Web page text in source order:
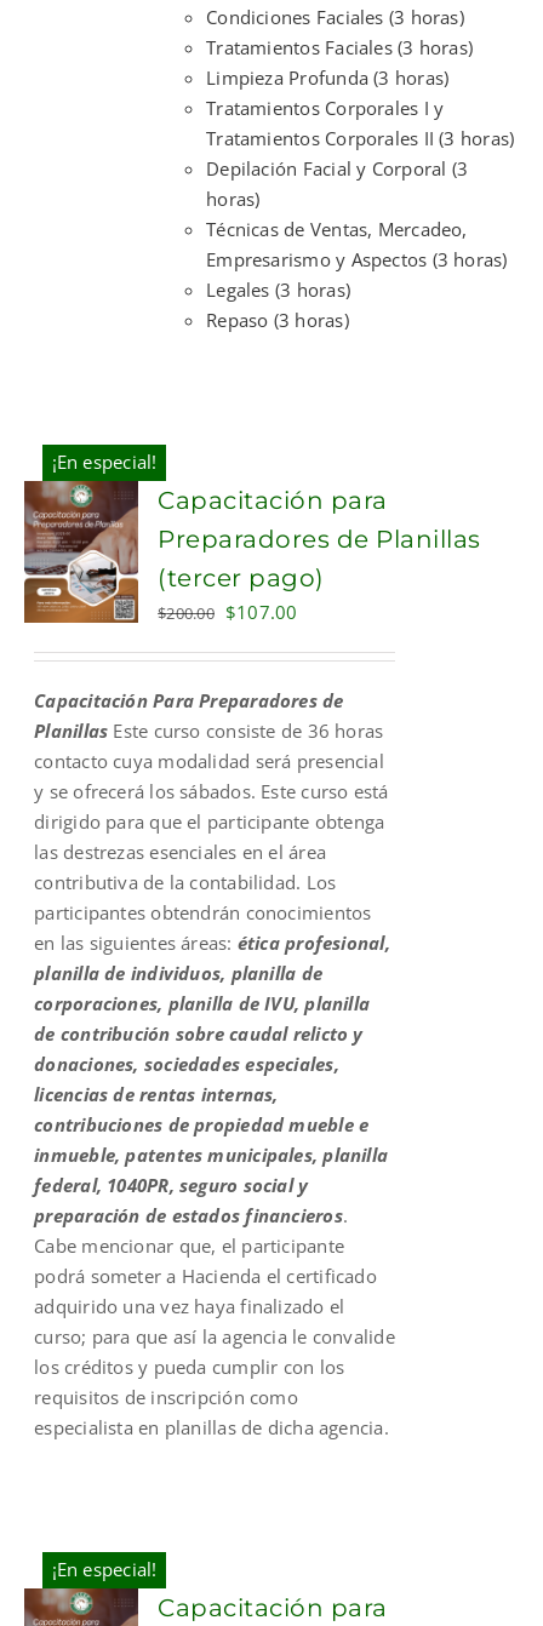
Condiciones Faciales (3 horas)
Tratamientos Faciales (3 horas)
Limpieza Profunda (3 horas)
Tratamientos Corporales I y
Tratamientos Corporales II (3 horas)
Depilación Facial y Corporal (3
horas)
Técnicas de Ventas, Mercadeo,
Empresarismo y Aspectos (3 horas)
Legales (3 horas)
Repaso (3 horas)
¡En especial!
ADD TO
CART
Capacitación para
Preparadores de Planillas
(tercer pago)
$200.00 Original
$200.00.
$107.00
$107.00.
Capacitación Para Preparadores de
Planillas Este curso consiste de 36 horas
contacto cuya modalidad será presencial
y se ofrecerá los sábados. Este curso está
dirigido para que el participante obtenga
las destrezas esenciales en el área
contributiva de la contabilidad. Los
participantes obtendrán conocimientos
en las siguientes áreas: ética profesional,
planilla de individuos, planilla de
corporaciones, planilla de IVU, planilla
de contribución sobre caudal relicto y
donaciones, sociedades especiales,
licencias de rentas internas,
contribuciones de propiedad mueble e
inmueble, patentes municipales, planilla
federal, 1040PR, seguro social y
preparación de estados financieros.
Cabe mencionar que, el participante
podrá someter a Hacienda el certificado
adquirido una vez haya finalizado el
curso; para que así la agencia le convalide
los créditos y pueda cumplir con los
requisitos de inscripción como
especialista en planillas de dicha agencia.
¡En especial!
Capacitación para